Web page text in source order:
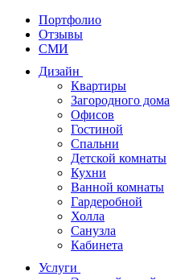
Портфолио
Отзывы
СМИ
Дизайн
Квартиры
Загородного дома
Офисов
Гостиной
Спальни
Детской комнаты
Кухни
Ванной комнаты
Гардеробной
Холла
Санузла
Кабинета
Услуги